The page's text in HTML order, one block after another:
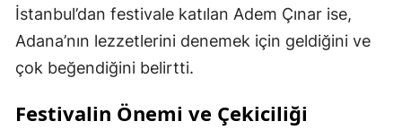
İstanbul’dan festivale katılan Adem Çınar ise,
Adana’nın lezzetlerini denemek için geldiğini ve
çok beğendiğini belirtti.
Festivalin Önemi ve Çekiciliği